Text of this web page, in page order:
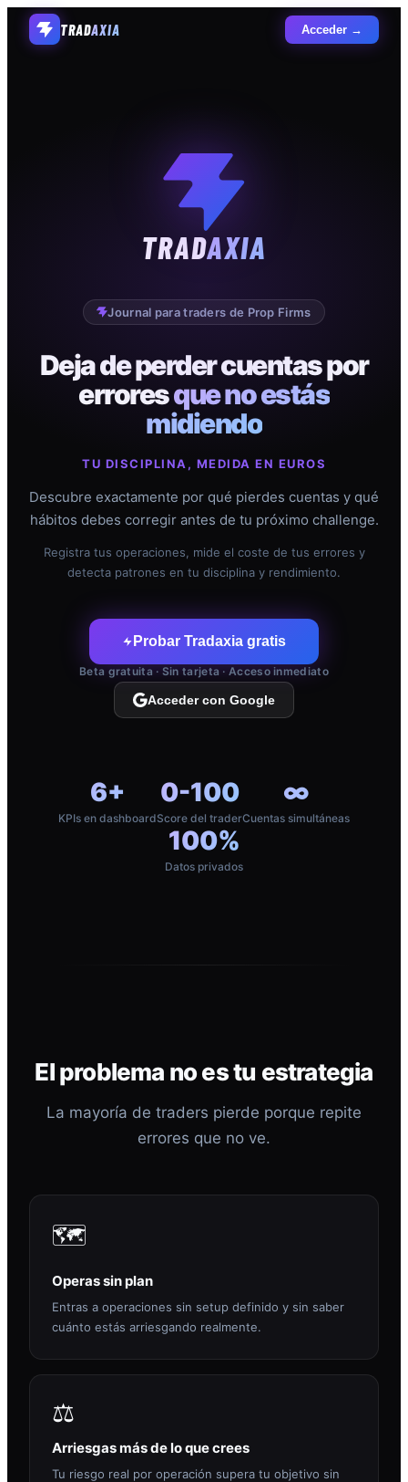
TRADAXIA Acceder →
TRADAXIA
Journal para traders de Prop Firms
Deja de perder cuentas por
erroresque no estás
midiendo
TU DISCIPLINA, MEDIDA EN EUROS
Descubre exactamente por qué pierdes cuentas y qué
hábitos debes corregir antes de tu próximo challenge.
Registra tus operaciones, mide el coste de tus errores y
detecta patrones en tu disciplina y rendimiento.
Probar Tradaxia gratis
Beta gratuita · Sin tarjeta · Acceso inmediato
Acceder con Google
6+
KPIs en dashboard
0-100
Score del trader
∞
Cuentas simultáneas
100%
Datos privados
El problema no es tu estrategia
La mayoría de traders pierde porque repite
errores que no ve.
🗺️
Operas sin plan
Entras a operaciones sin setup definido y sin saber
cuánto estás arriesgando realmente.
⚖️
Arriesgas más de lo que crees
Tu riesgo real por operación supera tu objetivo sin